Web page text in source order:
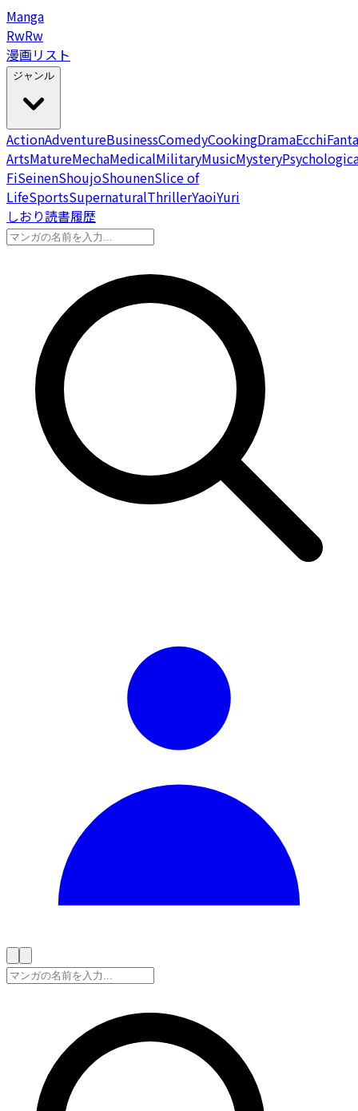
Manga
RwRw
漫画リスト
ジャンル
ActionAdventureBusinessComedyCookingDramaEcchi
ArtsMatureMechaMedicalMilitaryMusicMystery
FiSeinenShoujoShounenSlice of
LifeSportsSupernaturalThrillerYaoiYuri
しおり読書履歴